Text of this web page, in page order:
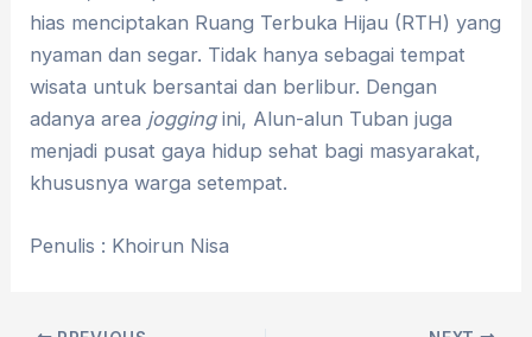
hias menciptakan Ruang Terbuka Hijau (RTH) yang
nyaman dan segar. Tidak hanya sebagai tempat
wisata untuk bersantai dan berlibur. Dengan
adanya area joggingini, Alun-alun Tuban juga
menjadi pusat gaya hidup sehat bagi masyarakat,
khususnya warga setempat.
Penulis : Khoirun Nisa